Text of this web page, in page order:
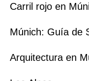
Carril rojo en
Múnich: Guía de
Arquitectura en